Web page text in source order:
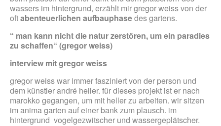
wassers im hintergrund, erzählt mir gregor weiss von der
oftabenteuerlichen aufbauphasedes gartens.
“ man kann nicht die natur zerstören, um ein paradies
zu schaffen“ (gregor weiss)
interview mit gregor weiss
gregor weiss war immer fasziniert von der person und
dem künstler andré heller. für dieses projekt ist er nach
marokko gegangen, um mit heller zu arbeiten. wir sitzen
im anima garten auf einer bank zum plausch. im
hintergrund vogelgezwitscher und wassergeplätscher.